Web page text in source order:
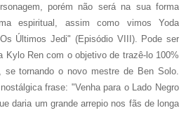
porém não será na sua forma
espiritual, assim como vimos Yoda
Últimos Jedi" (Episódio VIII). Pode ser
Kylo Ren com o objetivo de trazê-lo 100%
se tornando o novo mestre de Ben Solo.
frase: "Venha para o Lado Negro
daria um grande arrepio nos fãs de longa